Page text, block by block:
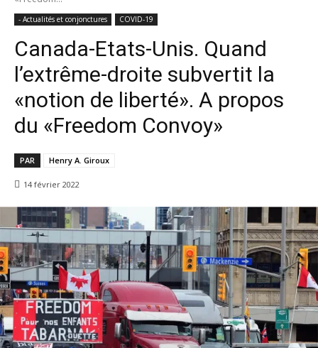
- Actualités et conjonctures COVID-19
Canada-Etats-Unis. Quand
l’extrême-droite subvertit la
«notion de liberté». A propos
du «Freedom Convoy»
PAR Henry A. Giroux
14 février 2022